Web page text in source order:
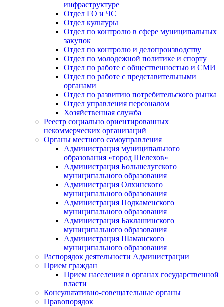
инфраструктуре
Отдел ГО и ЧС
Отдел культуры
Отдел по контролю в сфере муниципальных
закупок
Отдел по контролю и делопроизводству
Отдел по молодежной политике и спорту
Отдел по работе с общественностью и СМИ
Отдел по работе с представительными
органами
Отдел по развитию потребительского рынка
Отдел управления персоналом
Хозяйственная служба
Реестр социально ориентированных
некоммерческих организаций
Органы местного самоуправления
Администрация муниципального
образования «город Шелехов»
Администрация Большелугского
муниципального образования
Администрация Олхинского
муниципального образования
Администрация Подкаменского
муниципального образования
Администрация Баклашинского
муниципального образования
Администрация Шаманского
муниципального образования
Распорядок деятельности Администрации
Прием граждан
Прием населения в органах государственной
власти
Консультативно-совещательные органы
Правопорядок